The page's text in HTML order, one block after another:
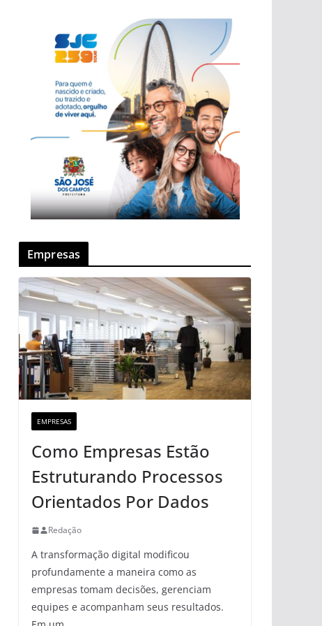
Empresas
EMPRESAS
Como Empresas Estão
Estruturando Processos
Orientados Por Dados
Redação
A transformação digital modificou
profundamente a maneira como as
empresas tomam decisões, gerenciam
equipes e acompanham seus resultados.